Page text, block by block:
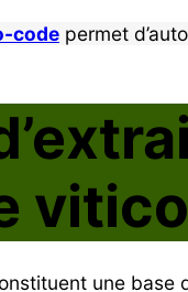
code permet
une